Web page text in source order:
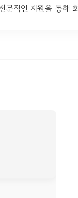
문적인 지원을 통해